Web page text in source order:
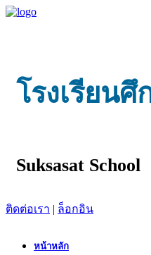
โรงเรียน
Suksasat School
ติดต่อเรา | ล็อกอิน
หน้าหลัก